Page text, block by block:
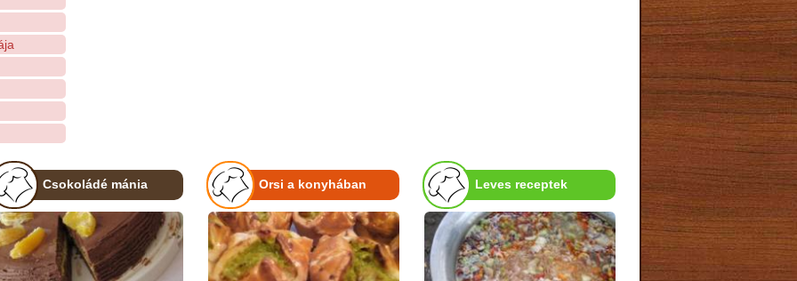
Csokoládé mánia Orsi a konyhában Leves receptek